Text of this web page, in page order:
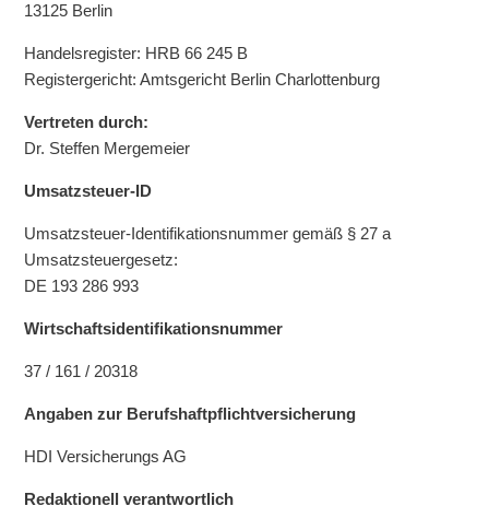
13125 Berlin
Handelsregister: HRB 66 245 B
Registergericht: Amtsgericht Berlin Charlottenburg
Vertreten durch:
Dr. Steffen Mergemeier
Umsatzsteuer-ID
Umsatzsteuer-Identifikationsnummer gemäß § 27 a
Umsatzsteuergesetz:
DE 193 286 993
Wirtschafts­identifikations­nummer
37 / 161 / 20318
Angaben zur Berufs­haftpflicht­versicherung
HDI Versicherungs AG
Redaktionell verantwortlich